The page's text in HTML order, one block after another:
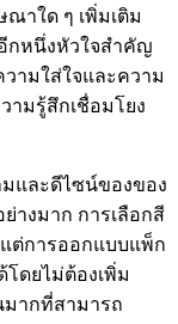
ณาใด ๆ เพิ่มเติม
กหนึ่งหัวใจสำคัญ
ามใส่ใจและความ
ามรู้สึกเชื่อมโยง
และดีไซน์ของของ
างมาก การเลือกสี
ต่การออกแบบแพ็ก
ดยไม่ต้องเพิ่ม
มากที่สามารถ